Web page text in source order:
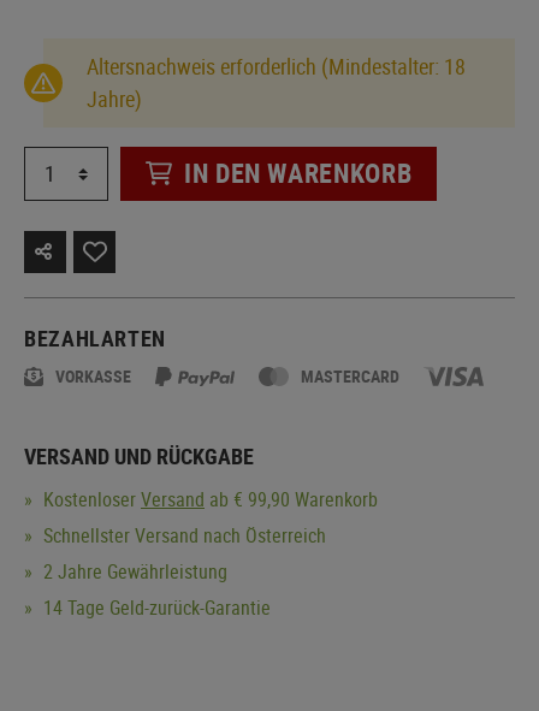
Altersnachweis erforderlich (Mindestalter: 18
Jahre)
IN DEN WARENKORB
BEZAHLARTEN
VORKASSE MASTERCARD
VERSAND UND RÜCKGABE
KostenloserVersand ab € 99,90 Warenkorb
Schnellster Versand nach Österreich
2 Jahre Gewährleistung
14 Tage Geld-zurück-Garantie